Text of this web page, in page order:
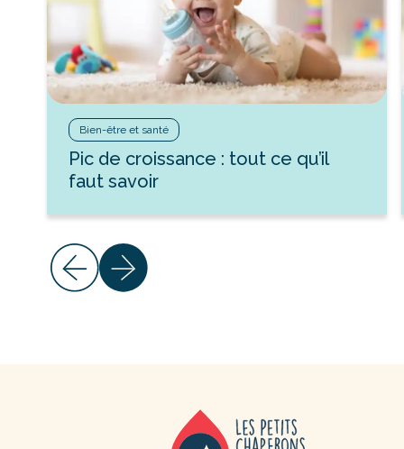
Bien-être et santé
Pic de croissance : tout ce qu’il
faut savoir